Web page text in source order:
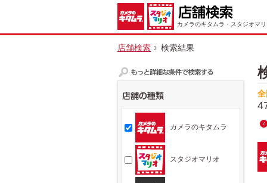
カメラのキタムラ・スタジオマ
店舗検索 検索結果
カメラのキタムラ
スタジオマリオ